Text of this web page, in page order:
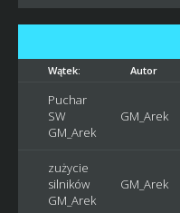
Wątek: Autor
Puchar
SW
GM_Arek
GM_Arek
zużycie
silników
GM_Arek
GM_Arek